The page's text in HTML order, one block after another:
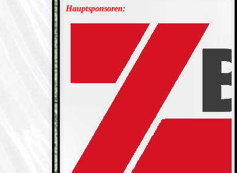
Hauptsponsoren: